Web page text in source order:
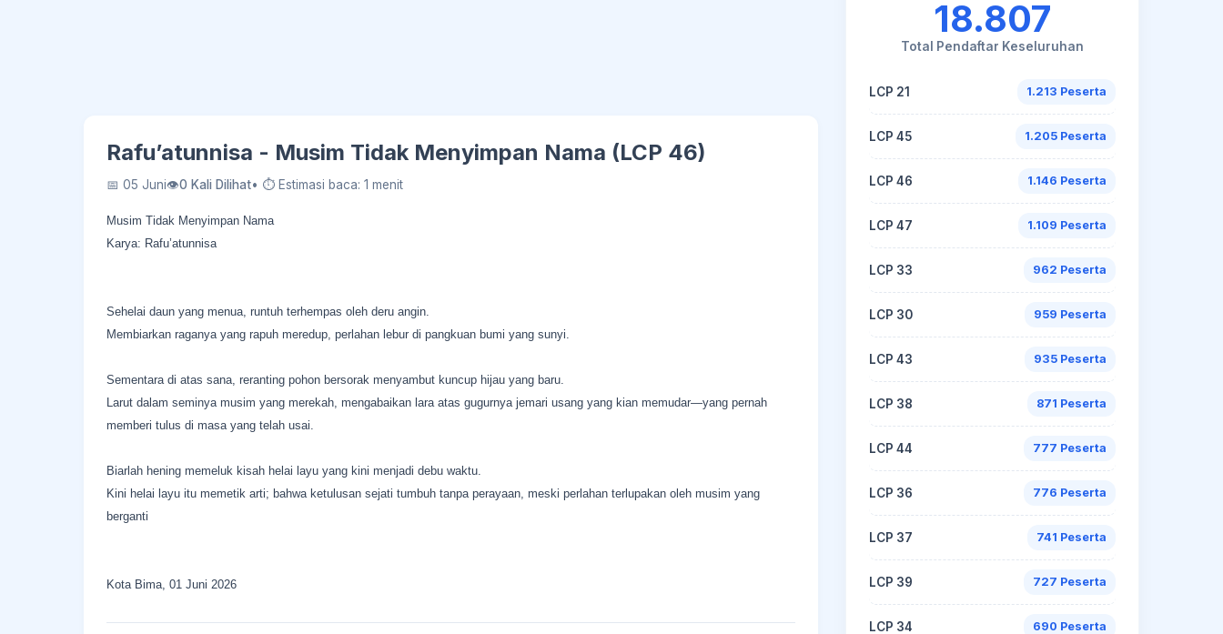
Rafu’atunnisa - Musim Tidak Menyimpan Nama (LCP 46)
📅 05 Juni👁0 Kali Dilihat• ⏱ Estimasi baca: 1 menit
Musim Tidak Menyimpan Nama
Karya: Rafu’atunnisa
Sehelai daun yang menua, runtuh terhempas oleh deru angin.
Membiarkan raganya yang rapuh meredup, perlahan lebur di pangkuan bumi yang sunyi.
Sementara di atas sana, reranting pohon bersorak menyambut kuncup hijau yang baru.
Larut dalam seminya musim yang merekah, mengabaikan lara atas gugurnya jemari usang yang kian memudar—yang pernah
memberi tulus di masa yang telah usai.
Biarlah hening memeluk kisah helai layu yang kini menjadi debu waktu.
Kini helai layu itu memetik arti; bahwa ketulusan sejati tumbuh tanpa perayaan, meski perlahan terlupakan oleh musim yang
berganti
Kota Bima, 01 Juni 2026
18.807
Total Pendaftar Keseluruhan
LCP 21 1.213 Peserta
LCP 45 1.205 Peserta
LCP 46 1.146 Peserta
LCP 47 1.109 Peserta
LCP 33 962 Peserta
LCP 30 959 Peserta
LCP 43 935 Peserta
LCP 38 871 Peserta
LCP 44 777 Peserta
LCP 36 776 Peserta
LCP 37 741 Peserta
LCP 39 727 Peserta
LCP 34 690 Peserta